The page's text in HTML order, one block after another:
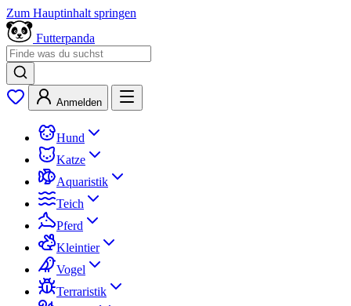
Zum Hauptinhalt springen
Futterpanda
Anmelden
Hund
Katze
Aquaristik
Teich
Pferd
Kleintier
Vogel
Terraristik